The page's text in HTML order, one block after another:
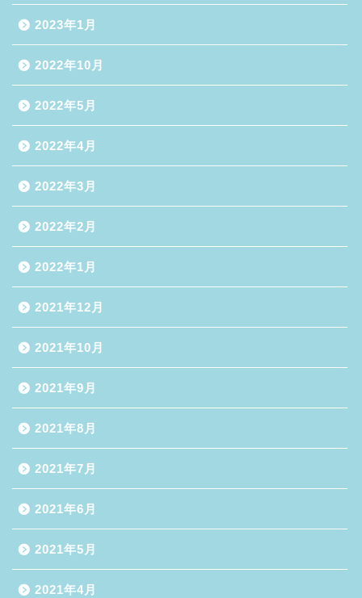
2023年1月
2022年10月
2022年5月
2022年4月
2022年3月
2022年2月
2022年1月
2021年12月
2021年10月
2021年9月
2021年8月
2021年7月
2021年6月
2021年5月
2021年4月